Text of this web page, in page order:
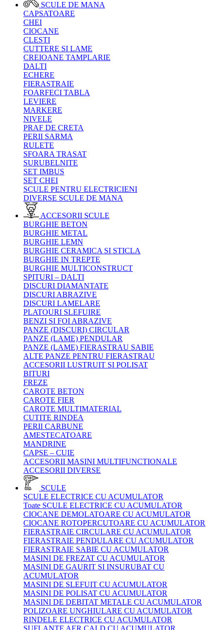
SCULE DE MANA
CAPSATOARE
CHEI
CIOCANE
CLESTI
CUTTERE SI LAME
CREIOANE TAMPLARIE
DALTI
ECHERE
FIERASTRAIE
FOARFECI TABLA
LEVIERE
MARKERE
NIVELE
PRAF DE CRETA
PERII SARMA
RULETE
SFOARA TRASAT
SURUBELNITE
SET IMBUS
SET CHEI
SCULE PENTRU ELECTRICIENI
DIVERSE SCULE DE MANA
ACCESORII SCULE
BURGHIE BETON
BURGHIE METAL
BURGHIE LEMN
BURGHIE CERAMICA SI STICLA
BURGHIE IN TREPTE
BURGHIE MULTICONSTRUCT
SPITURI – DALTI
DISCURI DIAMANTATE
DISCURI ABRAZIVE
DISCURI LAMELARE
PLATOURI SLEFUIRE
BENZI SI FOI ABRAZIVE
PANZE (DISCURI) CIRCULAR
PANZE (LAME) PENDULAR
PANZE (LAME) FIERASTRAU SABIE
ALTE PANZE PENTRU FIERASTRAU
ACCESORII LUSTRUIT SI POLISAT
BITURI
FREZE
CAROTE BETON
CAROTE FIER
CAROTE MULTIMATERIAL
CUTITE RINDEA
PERII CARBUNE
AMESTECATOARE
MANDRINE
CAPSE – CUIE
ACCESORII MASINI MULTIFUNCTIONALE
ACCESORII DIVERSE
SCULE
SCULE ELECTRICE CU ACUMULATOR
Toate SCULE ELECTRICE CU ACUMULATOR
CIOCANE DEMOLATOARE CU ACUMULATOR
CIOCANE ROTOPERCUTOARE CU ACUMULATOR
FIERASTRAIE CIRCULARE CU ACUMULATOR
FIERASTRAIE PENDULARE CU ACUMULATOR
FIERASTRAIE SABIE CU ACUMULATOR
MASINI DE FREZAT CU ACUMULATOR
MASINI DE GAURIT SI INSURUBAT CU
ACUMULATOR
MASINI DE SLEFUIT CU ACUMULATOR
MASINI DE POLISAT CU ACUMULATOR
MASINI DE DEBITAT METALE CU ACUMULATOR
POLIZOARE UNGHIULARE CU ACUMULATOR
RINDELE ELECTRICE CU ACUMULATOR
SUFLANTE AER CALD CU ACUMULATOR